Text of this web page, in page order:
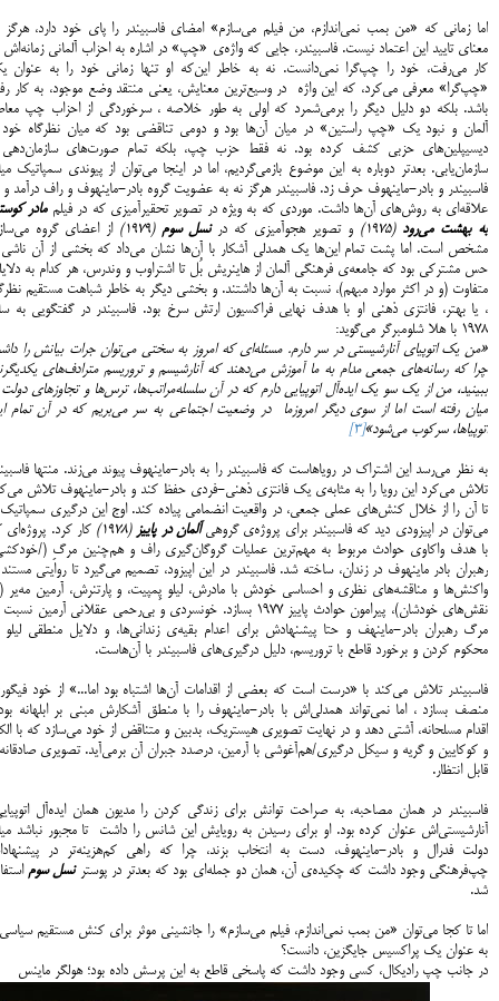
اما زمانی که «من بمب نمی‌اندازم، من فیلم می‌سازم» امضای فاسبیندر را پای خود دارد، هرگز
معنای تایید این اعتماد نیست. فاسبیندر، جایی که واژه‌ی «چپ» در اشاره به احزاب آلمانی زمانه‌اش
کار می‌رفت، خود را چپ‌گرا نمی‌دانست. نه به خاطر این‌که‌ او تنها زمانی خود را به عنوان
«چپ‌گرا» معرفی می‌کرد، که این واژه در وسیع‌ترین معنایش، یعنی منتقد وضع موجود، به کار
باشد. بلکه دو دلیل دیگر را برمی‌شمرد که اولی به طور خلاصه ، سرخوردگی از احزاب چپ
آلمان و نبود یک «چپ راستین» در میان آن‌ها بود و دومی تناقضی بود که میان نظرگاه خود
دیسیپلین‌های حزبی کشف کرده بود. نه فقط حزب چپ، بلکه تمام صورت‌های
سازمان‌یابی. بعدتر دوباره به این موضوع بازمی‌گردیم، اما در اینجا می‌توان از پیوندی سمپاتیک
فاسبیندر و بادر-ماینهوف حرف زد. فاسبیندر هرگز نه به عضویت گروه بادر-ماینهوف و راف درآمد و
علاقه‌ای به روش‌های آن‌ها داشت. موردی که به ویژه در تصویر تحقیرآمیزی که در فیلممادر
به بهشت می‌رود (1975) و تصویر هجوآمیزی که درنسل سوم (1979)
از اعضای گروه
مشخص است. اما پشت تمام این‌ها یک همدلی آشکار با آن‌ها نشان می‌داد که بخشی از آن ناشی
حس مشترکی بود که جامعه‌ی فرهنگی آلمان از هاینریش بُل تا اشتراوب و وندرس، هر کدام به
متفاوت (و در اکثر موارد مبهم)، نسبت به آن‌ها داشتند. و بخشی دیگر به خاطر شباهت مستقیم
، یا بهتر، فانتزی ذهنی او با هدف نهایی فراکسیون ارتش سرخ بود. فاسبیندر در گفتگویی به
1978 با هلا شلومبرگر می‌گوید:
«من یک اتوپیای آنارشیستی در سر دارم. مسئله‌ای که امروز به سختی می‌توان جرات بیانش را
چرا که رسانه‌های جمعی مدام به ما آموزش می‌دهند که آنارشیسم و تروریسم مترادف‌های
ببینید، من از یک سو یک ایده‌آل اتوپیایی دارم که در آن سلسله‌مراتب‌ها، ترس‌ها و تجاوزهای دولت
میان رفته است اما از سوی دیگر امروزما در وضعیت اجتماعی به سر می‌بریم که در آن تمام
اتوپیاها، سرکوب می‌شود»[3]
به نظر می‌رسد این اشتراک در رویاهاست که فاسبیندر را به بادر-ماینهوف پیوند می‌زند. منتها
تلاش می‌کرد این رویا را به مثابه‌ی یک فانتزی ذهنی-فردی حفظ کند و بادر-ماینهوف تلاش
تا آن را از خلال کنش‌های عملی جمعی، در واقعیت انضمامی پیاده کند. اوج این درگیری سمپاتیک
می‌توان در اپیزودی دید که فاسبیندر برای پروژه‌ی گروهیآلمان در پاییز (1978)
کار کرد. پروژه‌ای
با هدف واکاوی حوادث مربوط به مهم‌ترین عملیات گروگان‌گیری راف و هم‌چنین مرگِ (/
رهبران بادر ماینهوف در زندان، ساخته شد. فاسبیندر در این اپیزود، تصمیم می‌گیرد تا روایتی مستند
واکنش‌ها و مناقشه‌های نظری و احساسی‌ خودش با مادرش، لیلو پِمپیت، و پارتنرش، آرمین مه‌یر
نقش‌‌های خودشان)، پیرامون حوادث پاییز 1977 بسازد. خونسردی و بی‌رحمی عقلانی آرمین
مرگ رهبران بادر-ماینهف و حتا پیشنهادش برای اعدام بقیه‌ی زندانی‌ها، و دلایل منطقی لیلو
محکوم کردن و برخورد قاطع با تروریسم، دلیل درگیری‌های فاسبیندر با آن‌هاست.
فاسبیندر تلاش می‌کند با «درست است که بعضی از اقدامات آن‌ها اشتباه بود اما...» از خود
منصف بسازد ، اما نمی‌تواند همدلی‌اش با بادر-ماینهوف را با منطق آشکارش مبنی بر ابلهانه
اقدام مسلحانه، آشتی دهد و در نهایت تصویری هیستریک، بدبین و متناقض از خود می‌سازد که با
و کوکایین و گریه و سیکل درگیری/هم‌آغوشی با آرمین، درصدد جبران آن بر‌می‌آید. تصویری
قابل انتظار.
فاسبیندر در همان مصاحبه، به صراحت توانش برای زندگی کردن را مدیون همان اید‌ه‌آل
آنارشیستی‌اش عنوان کرده بود. او برای رسیدن به رویایش این شانس را داشت تا مجبور نباشد
دولت فدرال و بادر-ماینهوف، دست به انتخاب بزند، چرا که راهی کم‌هزینه‌تر در
چپ‌فرهنگی وجود داشت که چکیده‌ی آن، همان دو جمله‌ای بود که بعدتر در پوستر نسل سوم
شد.
اما تا کجا می‌توان «من بمب نمی‌اندازم، فیلم می‌سازم» را جانشینی موثر برای کنش مستقیم
به عنوان یک پراکسیس جایگزین، دانست؟
در جانب چپ رادیکال، کسی وجود داشت که پاسخی قاطع به این پرسش داده بود؛ هولگر ماینس